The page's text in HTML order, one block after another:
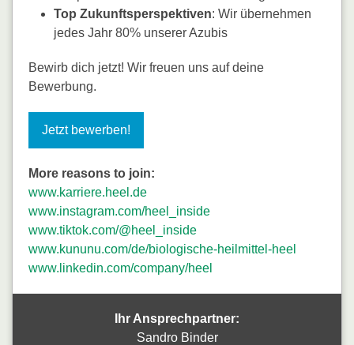
Top Zukunftsperspektiven: Wir übernehmen
jedes Jahr 80% unserer Azubis
Bewirb dich jetzt! Wir freuen uns auf deine
Bewerbung.
Jetzt bewerben!
More reasons to join:
www.karriere.heel.de
www.instagram.com/heel_inside
www.tiktok.com/@heel_inside
www.kununu.com/de/biologische-heilmittel-heel
www.linkedin.com/company/heel
Ihr Ansprechpartner:
Sandro Binder